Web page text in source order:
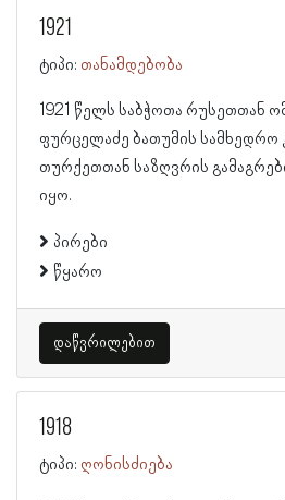
1921
ტიპი: თანამდებობა
1921 წელს საბჭოთა რუსეთთან
ფურცელაძე ბათუმის სამხედრო
თურქეთთან საზღვრის
იყო.
პირები
წყარო
დაწვრილებით
1918
ტიპი: ღონისძიება